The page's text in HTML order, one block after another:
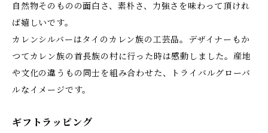
自然物そのものの面白さ、素朴さ、力強さを味わって頂けれ
ば嬉しいです。
カレンシルバーはタイのカレン族の工芸品。デザイナーもか
つてカレン族の首長族の村に行った時は感動しました。産地
や文化の違うもの同士を組み合わせた、トライバルグローバ
ルなイメージです。
ギフトラッピング